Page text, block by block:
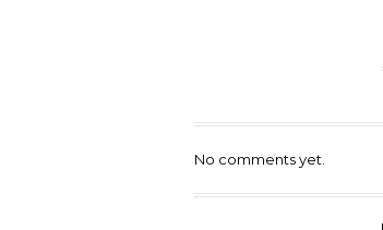
No comments yet.